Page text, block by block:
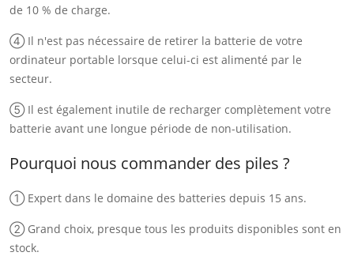
de 10 % de charge.
④ Il n'est pas nécessaire de retirer la batterie de votre
ordinateur portable lorsque celui-ci est alimenté par le
secteur.
⑤ Il est également inutile de recharger complètement votre
batterie avant une longue période de non-utilisation.
Pourquoi nous commander des piles ?
① Expert dans le domaine des batteries depuis 15 ans.
② Grand choix, presque tous les produits disponibles sont en
stock.